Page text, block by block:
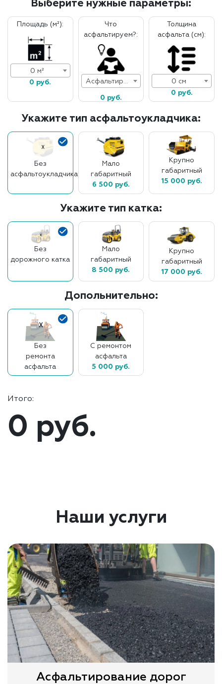
Выберите нужные параметры:
Площадь (м²):
0 м²
0 руб.
Что
асфальтируем?:
Асфальтирование дорог
0 руб.
Толщина
асфальта (см):
0 см
0 руб.
Укажите тип асфальтоукладчика:
Без
асфальтоукладчика
Мало
габаритный
6 500 руб.
Крупно
габаритный
15 000 руб.
Укажите тип катка:
Без
дорожного катка
Мало
габаритный
8 500 руб.
Крупно
габаритный
17 000 руб.
Допольнительно:
Без
ремонта
асфальта
С ремонтом
асфальта
5 000 руб.
Итого:
0 руб.
Наши услуги
Асфальтирование дорог